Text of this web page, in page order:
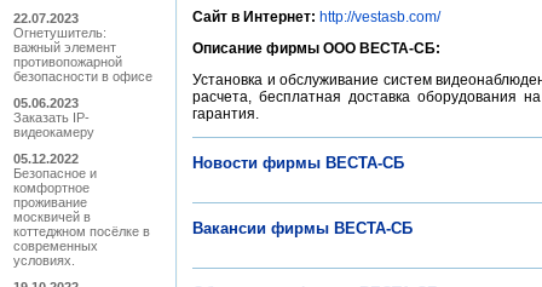
22.07.2023
Огнетушитель:
важный элемент
противопожарной
безопасности в офисе
05.06.2023
Заказать IP-
видеокамеру
05.12.2022
Безопасное и
комфортное
проживание
москвичей в
коттеджном посёлке в
современных
условиях.
Сайт в Интернет: http://vestasb.com/
Описание фирмы ООО ВЕСТА-СБ:
Установка и обслуживание систем
расчета, бесплатная доставка оборудования
гарантия.
Новости фирмы ВЕСТА-СБ
Вакансии фирмы ВЕСТА-СБ